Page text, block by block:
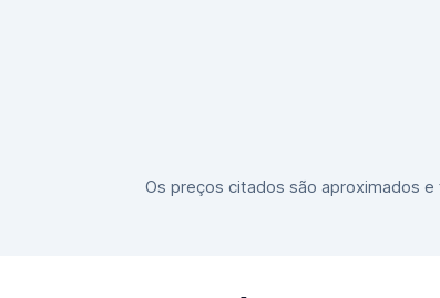
Os preços citados são aproximados